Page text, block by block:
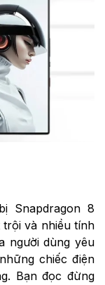
Snapdragon 8
trội và nhiều tính
người dùng yêu
chiếc điện
Bạn đọc đừng